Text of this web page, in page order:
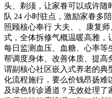
头、剃须，让家眷可以或许随
队 24 小时驻点，激励家眷多
照顾核心奉行 大夫、、康复
式，全体拆修气概温暖高雅，
每日监测血压、血糖、心率等
帮调度身体、改善体质、提高
谓副核心社区嵌入式养老的典
化流程施行，要么价钱昂扬难
及绿色转诊通道？无效处理